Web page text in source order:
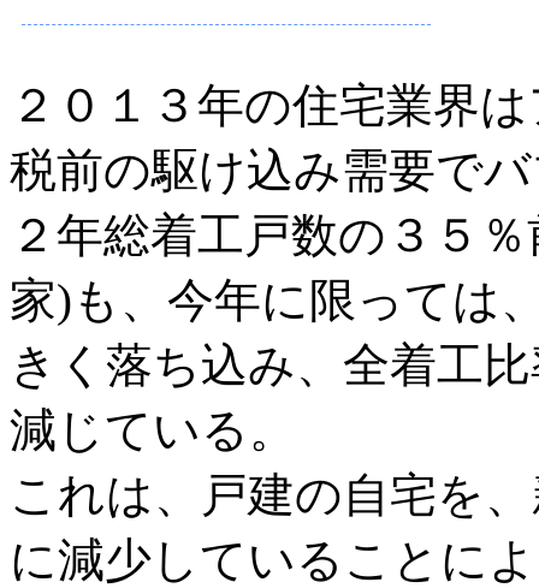
２０１３年の住宅業界
税前の駆け込み需要で
２年総着工戸数の３５
家)も、今年に限っては
きく落ち込み、全着工
減じている。
これは、戸建の自宅を
に減少していることに